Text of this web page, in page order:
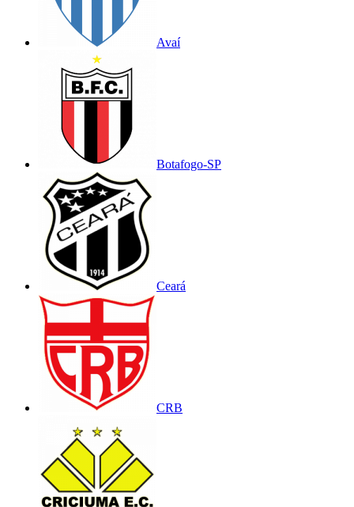
Avaí
Botafogo-SP
Ceará
CRB